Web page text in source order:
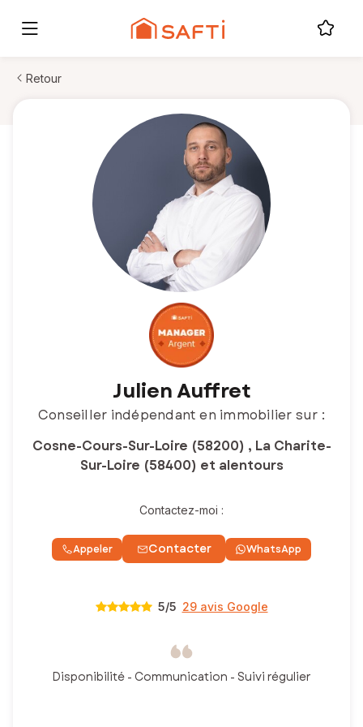
Retour
Julien Auffret
Conseiller indépendant en immobilier sur :
Cosne-Cours-Sur-Loire (58200) , La Charite-
Sur-Loire (58400) et alentours
Contactez-moi :
Appeler Contacter WhatsApp
5/5 29 avis Google
Disponibilité - Communication - Suivi régulier